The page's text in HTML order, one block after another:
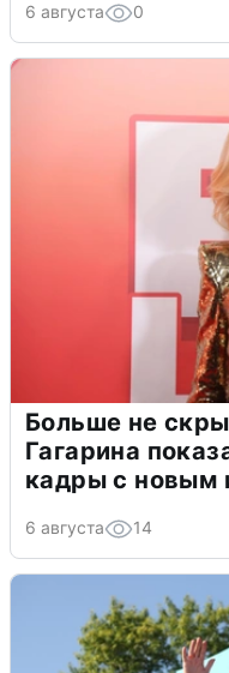
6 августа 0
Больше не
Гагарина
кадры с новым
6 августа 14